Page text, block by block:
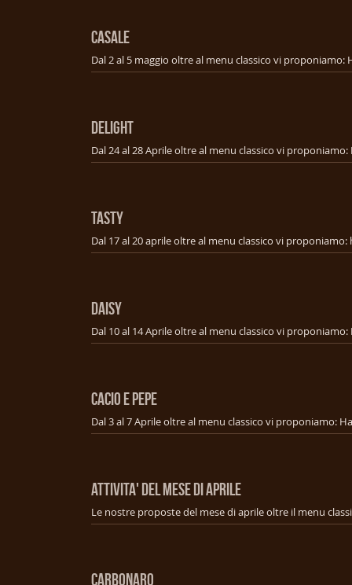
CASALE
DELIGHT
TASTY
DAISY
CACIO E PEPE
ATTIVITA' DEL MESE DI APRILE
Le nostre proposte del mese di aprile oltre il menu
CARBONARO